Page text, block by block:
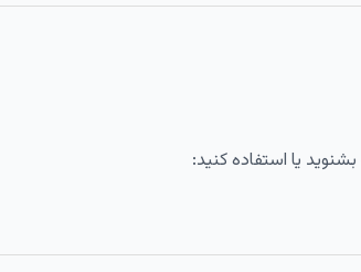
یا استفاده کنید: